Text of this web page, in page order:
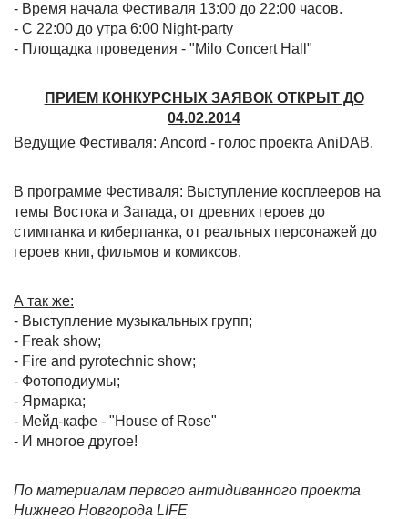
- Время начала Фестиваля 13:00 до 22:00 часов.
- С 22:00 до утра 6:00 Night-party
- Площадка проведения - "Milo Сoncert Hall"
ПРИЕМ КОНКУРСНЫХ ЗАЯВОК ОТКРЫТ ДО
04.02.2014
Ведущие Фестиваля: Ancord - голос проекта AniDAB.
В программе Фестиваля: Выступление косплееров на
темы Востока и Запада, от древних героев до
стимпанка и киберпанка, от реальных персонажей до
героев книг, фильмов и комиксов.
А так же:
- Выступление музыкальных групп;
- Freak show;
- Fire and pyrotechnic show;
- Фотоподиумы;
- Ярмарка;
- Мейд-кафе - "House of Rose"
- И многое другое!
По материалам первого антидиванного проекта
Нижнего Новгорода LIFE